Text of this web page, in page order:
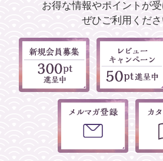
お得な情報やポイントが受
ぜひご利用くださ